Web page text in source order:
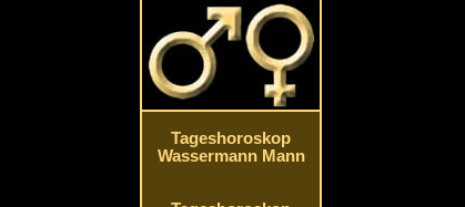
Tageshoroskop
Wassermann Mann